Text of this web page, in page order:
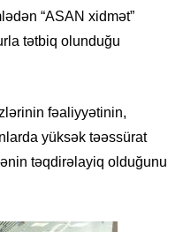
“ASAN xidmət”
tətbiq olunduğu
fəaliyyətinin,
yüksək təəssürat
təqdirəlayiq olduğunu